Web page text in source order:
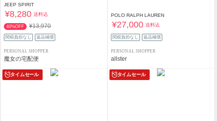
JEEP SPIRIT
¥8,280 送料込
40%OFF ¥13,970
関税負担なし 返品補償
PERSONAL SHOPPER
魔女の宅配便
POLO RALPH LAUREN
¥27,000 送料込
関税負担なし 返品補償
PERSONAL SHOPPER
allster
タイムセール タイムセール